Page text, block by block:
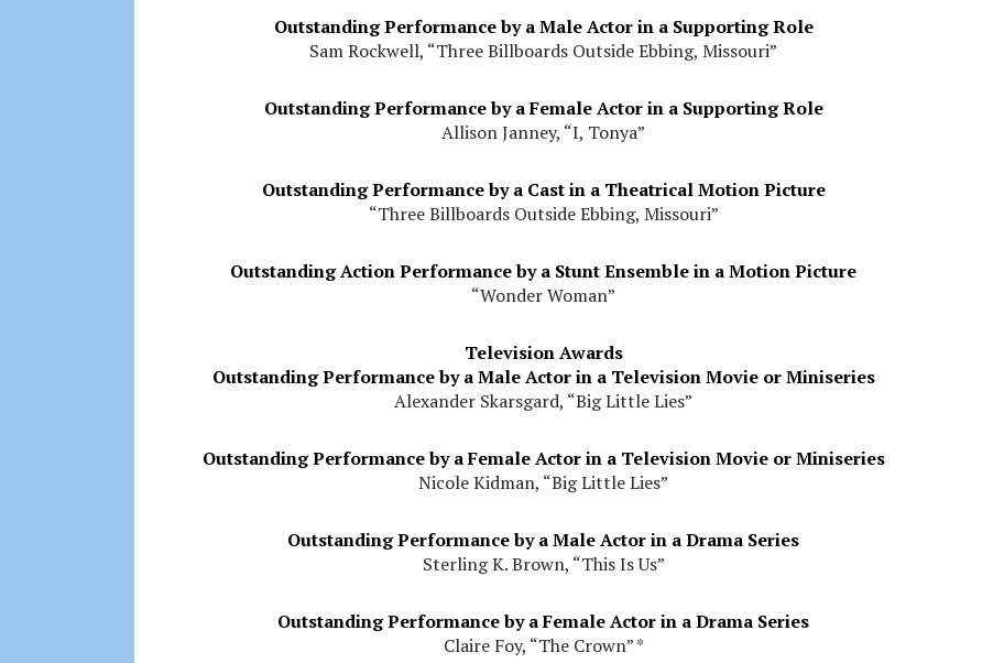
Outstanding Performance by a Male Actor in a Supporting Role
Sam Rockwell, “Three Billboards Outside Ebbing, Missouri”
Outstanding Performance by a Female Actor in a Supporting Role
Allison Janney, “I, Tonya”
Outstanding Performance by a Cast in a Theatrical Motion Picture
“Three Billboards Outside Ebbing, Missouri”
Outstanding Action Performance by a Stunt Ensemble in a Motion Picture
“Wonder Woman”
Television Awards
Outstanding Performance by a Male Actor in a Television Movie or Miniseries
Alexander Skarsgard, “Big Little Lies”
Outstanding Performance by a Female Actor in a Television Movie or Miniseries
Nicole Kidman, “Big Little Lies”
Outstanding Performance by a Male Actor in a Drama Series
Sterling K. Brown, “This Is Us”
Outstanding Performance by a Female Actor in a Drama Series
Claire Foy, “The Crown” *